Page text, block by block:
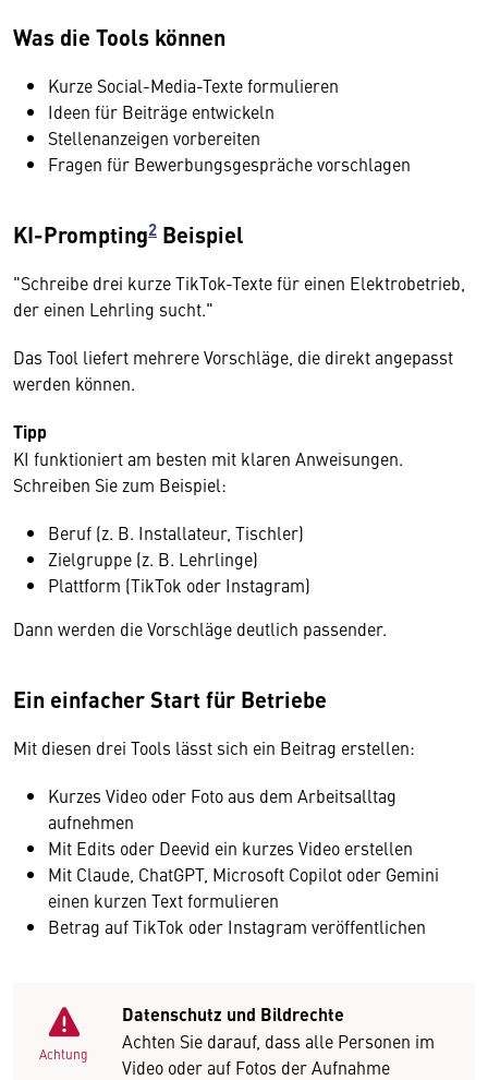
Was die Tools können
Kurze Social-Media-Texte formulieren
Ideen für Beiträge entwickeln
Stellenanzeigen vorbereiten
Fragen für Bewerbungsgespräche vorschlagen
KI-Prompting2 Beispiel
"Schreibe drei kurze TikTok-Texte für einen Elektrobetrieb,
der einen Lehrling sucht."
Das Tool liefert mehrere Vorschläge, die direkt angepasst
werden können.
Tipp
KI funktioniert am besten mit klaren Anweisungen.
Schreiben Sie zum Beispiel:
Beruf (z. B. Installateur, Tischler)
Zielgruppe (z. B. Lehrlinge)
Plattform (TikTok oder Instagram)
Dann werden die Vorschläge deutlich passender.
Ein einfacher Start für Betriebe
Mit diesen drei Tools lässt sich ein Beitrag erstellen:
Kurzes Video oder Foto aus dem Arbeitsalltag
aufnehmen
Mit Edits oder Deevid ein kurzes Video erstellen
Mit Claude, ChatGPT, Microsoft Copilot oder Gemini
einen kurzen Text formulieren
Betrag auf TikTok oder Instagram veröffentlichen
Achtung
Datenschutz und Bildrechte
Achten Sie darauf, dass alle Personen im
Video oder auf Fotos der Aufnahme